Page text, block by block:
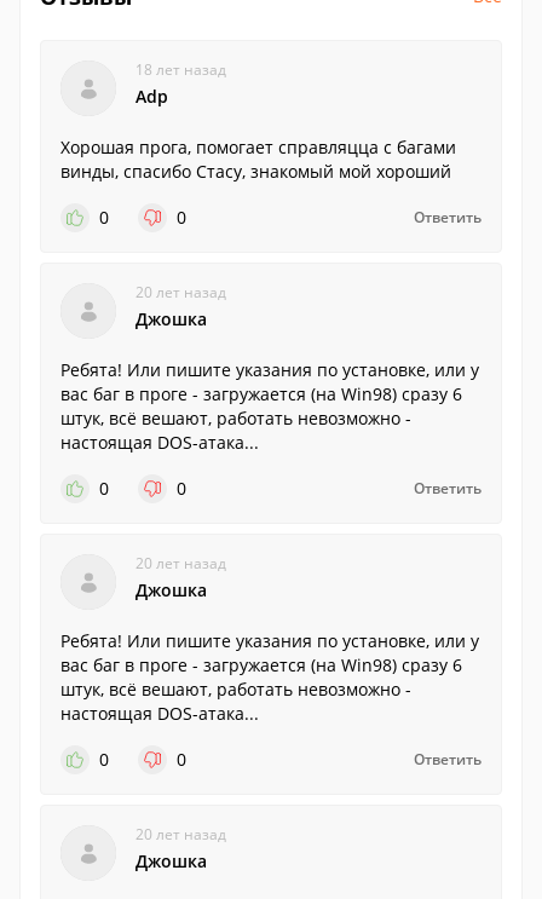
18 лет назад
Adp
Хорошая прога, помогает справляцца с багами
винды, спасибо Стасу, знакомый мой хороший
0
0 Ответить
20 лет назад
Джошка
Ребята! Или пишите указания по установке, или у
вас баг в проге - загружается (на Win98) сразу 6
штук, всё вешают, работать невозможно -
настоящая DOS-атака...
0
0 Ответить
20 лет назад
Джошка
Ребята! Или пишите указания по установке, или у
вас баг в проге - загружается (на Win98) сразу 6
штук, всё вешают, работать невозможно -
настоящая DOS-атака...
0
0 Ответить
20 лет назад
Джошка